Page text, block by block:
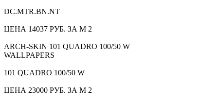
DC.MTR.BN.NT
ЦЕНА 14037 РУБ. ЗА М 2
ARCH-SKIN 101 QUADRO 100/50 W
WALLPAPERS
101 QUADRO 100/50 W
ЦЕНА 23000 РУБ. ЗА М 2